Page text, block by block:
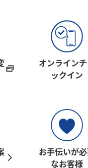
オンライン
ックイン
お手伝いが
なお客様